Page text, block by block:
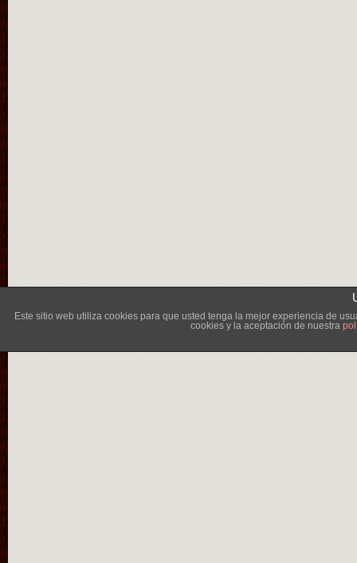
Este sitio web utiliza cookies para que usted tenga la mejor experiencia de
cookies y la aceptación de nuestra